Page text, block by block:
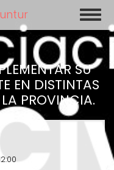
SU
EN DISTINTAS
PROVINCIA.